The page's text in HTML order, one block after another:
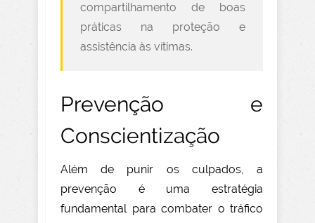
compartilhamento de boas
práticas na proteção e
assistência às vítimas.
Prevenção e
Conscientização
Além de punir os culpados, a
prevenção é uma estratégia
fundamental para combater o tráfico